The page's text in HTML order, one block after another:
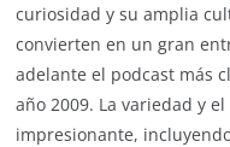
curiosidad y su amplia
convierten en un gran
adelante el podcast más
año 2009. La variedad y
impresionante,